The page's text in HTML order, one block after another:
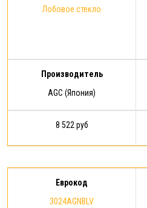
Лобовое стекло
Производитель
AGC (Япония)
8 522 руб
Еврокод
3024AGNBLV